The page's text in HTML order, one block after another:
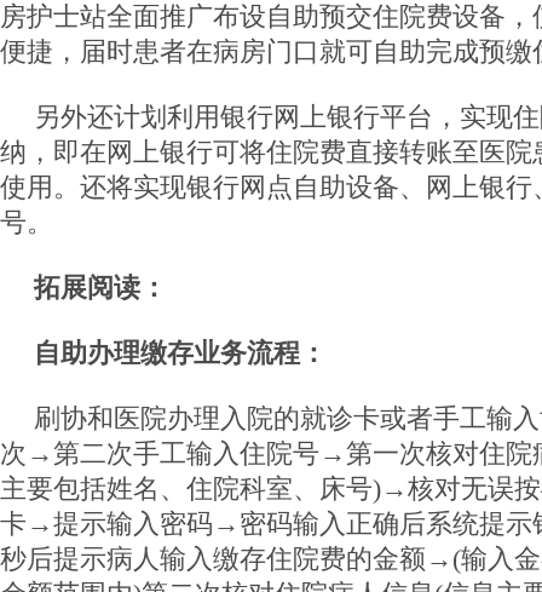
房护士站全面推广布设自助预交住院费设备
便捷，届时患者在病房门口就可自助完成预缴
另外还计划利用银行网上银行平台，实现
纳，即在网上银行可将住院费直接转账至医
使用。还将实现银行网点自助设备、网上银
号。
拓展阅读：
自助办理缴存业务流程：
刷协和医院办理入院的就诊卡或者手工输
次→第二次手工输入住院号→第一次核对住院
主要包括姓名、住院科室、床号)→核对无误
卡→提示输入密码→密码输入正确后系统提
秒后提示病人输入缴存住院费的金额→(输入